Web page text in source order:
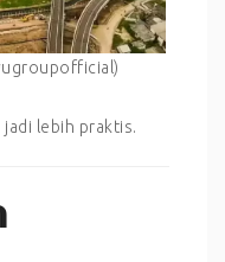
lebih praktis.